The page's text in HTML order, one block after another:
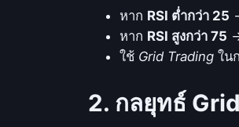
หาก RSI ต่ำกว่า 25
หาก RSI สูงกว่า 75
ใช้ Grid Trading ใน
2. กลยุทธ์